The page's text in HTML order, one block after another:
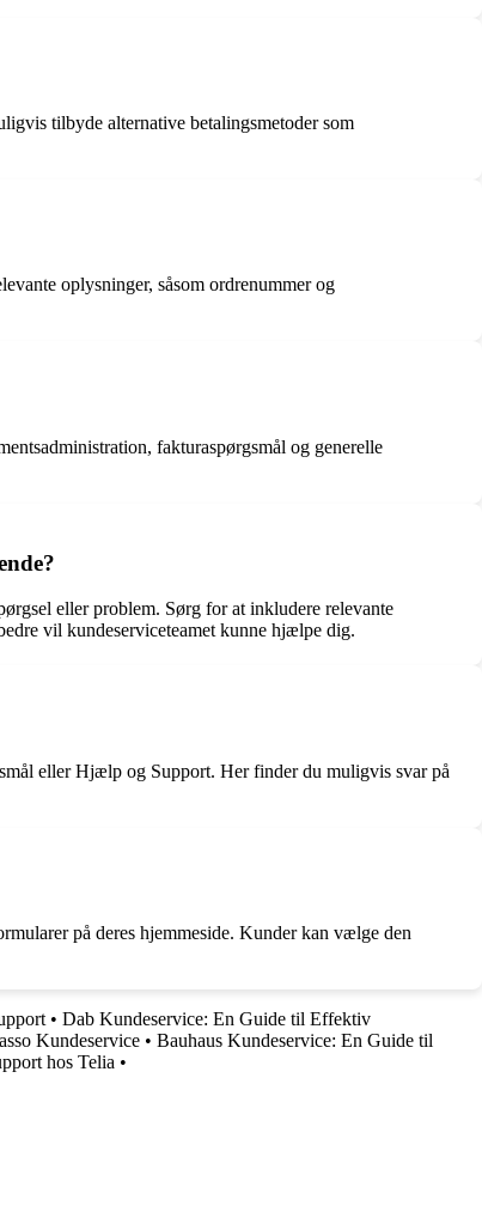
tilbyde alternative betalingsmetoder som
oplysninger, såsom ordrenummer og
fakturaspørgsmål og generelle
eller problem. Sørg for at inkludere relevante
vil kundeserviceteamet kunne hjælpe dig.
eller Hjælp og Support. Her finder du muligvis svar på
på deres hjemmeside. Kunder kan vælge den
• Dab Kundeservice: En Guide til Effektiv
Kundeservice • Bauhaus Kundeservice: En Guide til
hos Telia •